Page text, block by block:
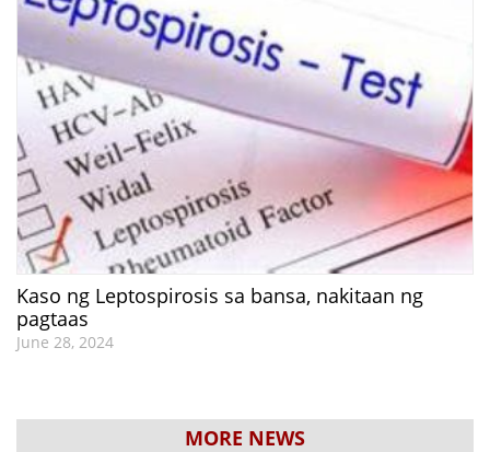
Kaso ng Leptospirosis sa bansa, nakitaan ng
pagtaas
June 28, 2024
MORE NEWS